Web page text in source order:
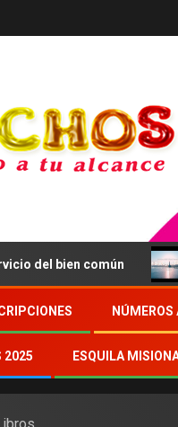
bien común
NÚMEROS
2025 ESQUILA